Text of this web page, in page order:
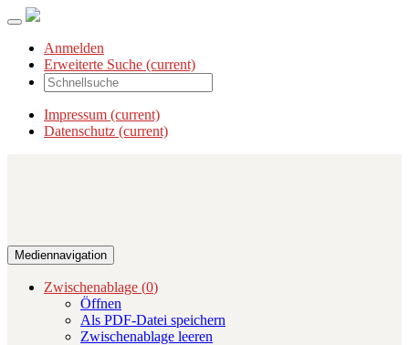
Anmelden
Erweiterte Suche (current)
Impressum (current)
Datenschutz (current)
Mediennavigation
Zwischenablage (0)
Öffnen
Als PDF-Datei speichern
Zwischenablage leeren